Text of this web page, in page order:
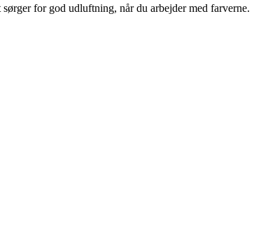
for god udluftning, når du arbejder med farverne.